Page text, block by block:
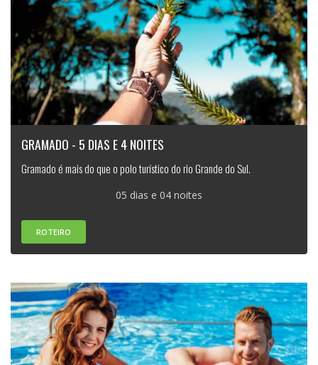
GRAMADO - 5 DIAS E 4 NOITES
Gramado é mais do que o polo turístico do rio Grande do Sul.
05 dias e 04 noites
ROTEIRO